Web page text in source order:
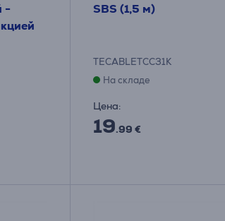
-
SBS (1,5 м)
TECABLETCC31K
На складе
Цена:
19.99 €